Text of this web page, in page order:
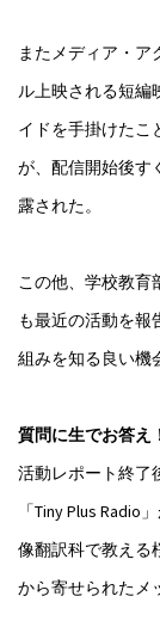
またメディア・ア
ル上映される短編
イドを手掛けたこ
が、配信開始後す
露された。
この他、学校教育
も最近の活動を報
組みを知る良い機
質問に生でお答え
活動レポート終了
「Tiny Plus
像翻訳科で教える
から寄せられたメ